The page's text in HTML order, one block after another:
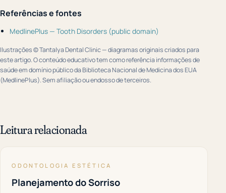
Referências e fontes
MedlinePlus — Tooth Disorders (public domain)
Ilustrações © Tantalya Dental Clinic — diagramas originais criados para
este artigo. O conteúdo educativo tem como referência informações de
saúde em domínio público da Biblioteca Nacional de Medicina dos EUA
(MedlinePlus). Sem afiliação ou endosso de terceiros.
Leitura relacionada
ODONTOLOGIA ESTÉTICA
Planejamento do Sorriso